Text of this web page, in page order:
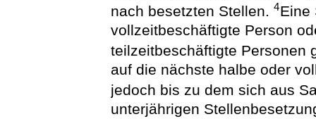
nach besetzten Stellen.4Eine
vollzeitbeschäftigte Person
teilzeitbeschäftigte Personen
auf die nächste halbe oder
jedoch bis zu dem sich aus
unterjährigen